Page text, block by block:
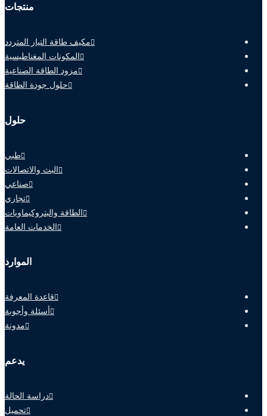
منتجات
مكيف طاقة التيار المتردد
المكونات المغناطيسية
مزود الطاقة الصناعية
حلول جودة الطاقة
حلول
طبي
البث والاتصالات
صناعي
تجاري
الطاقة والبتروكيماويات
الخدمات العامة
الموارد
قاعدة المعرفة
أسئلة وأجوبة
مدونة
يدعم
دراسة الحالة
تحميل